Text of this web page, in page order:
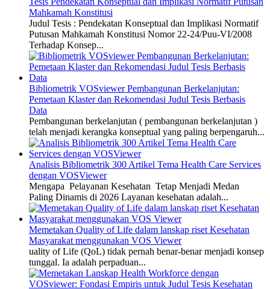
Mahkamah Konstitusi
Judul Tesis : Pendekatan Konseptual dan Implikasi Normatif
Putusan Mahkamah Konstitusi Nomor 22-24/Puu-VI/2008
Terhadap Konsep...
Bibliometrik VOSviewer Pembangunan Berkelanjutan:
Pemetaan Klaster dan Rekomendasi Judul Tesis Berbasis
Data
Pembangunan berkelanjutan ( pembangunan berkelanjutan )
telah menjadi kerangka konseptual yang paling berpengaruh...
Analisis Bibliometrik 300 Artikel Tema Health Care Services
dengan VOSViewer
Mengapa Pelayanan Kesehatan Tetap Menjadi Medan
Paling Dinamis di 2026 Layanan kesehatan adalah...
Memetakan Quality of Life dalam lanskap riset Kesehatan
Masyarakat menggunakan VOS Viewer
uality of Life (QoL) tidak pernah benar-benar menjadi konsep
tunggal. Ia adalah perpaduan...